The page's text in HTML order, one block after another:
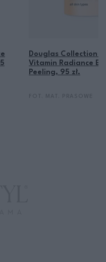
Douglas Collection
Vitamin Radiance
Peeling, 95 zł.